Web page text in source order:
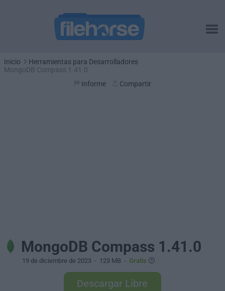
Inicio
Herramientas para Desarrolladores
MongoDB Compass 1.41.0
Informe
Compartir
MongoDB Compass 1.41.0
19 de diciembre de 2023 - 123 MB - Gratis
Descargar Libre